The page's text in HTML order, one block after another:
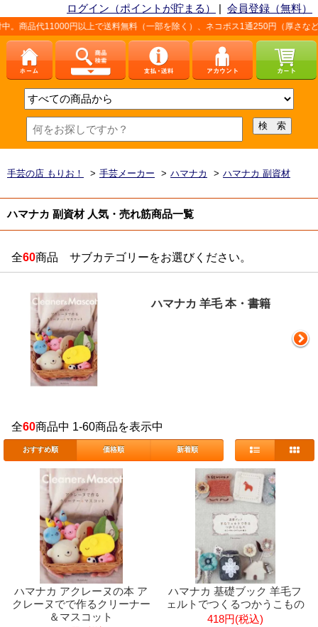
ログイン（ポイントが貯まる） | 会員登録（無料）
円以上で送料無料（一部を除く）、ネコポス1通250円（厚さなど条件あり
手芸の店 もりお！ > 手芸メーカー > ハマナカ > ハマナカ 副資材
ハマナカ 副資材 人気・売れ筋商品一覧
全60商品 サブカテゴリーをお選びください。
ハマナカ 羊毛 本・書籍
全60商品中 1-60商品を表示中
おすすめ順 価格順 新着順
ハマナカ アクレーヌの本 ア
クレーヌでで作るクリーナー
＆マスコット
ハマナカ 基礎ブック 羊毛フ
ェルトでつくるつかうこもの
418円(税込)